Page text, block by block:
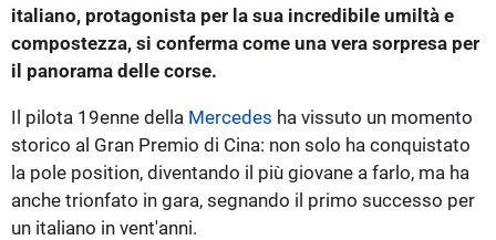
italiano, protagonista per la sua incredibile umiltà e
compostezza, si conferma come una vera sorpresa per
il panorama delle corse.
Il pilota 19enne della Mercedes ha vissuto un momento
storico al Gran Premio di Cina: non solo ha conquistato
la pole position, diventando il più giovane a farlo, ma ha
anche trionfato in gara, segnando il primo successo per
un italiano in vent'anni.